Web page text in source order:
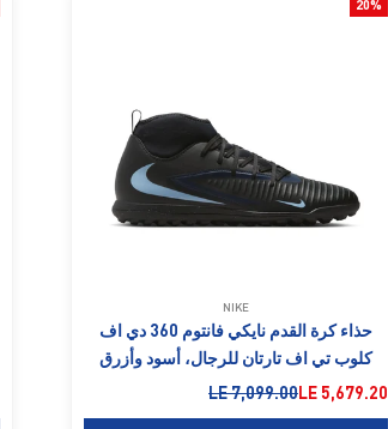
20%
NIKE
حذاء كرة القدم نايكي فانتوم 360 دي اف
كلوب تي اف تارتان للرجال، أسود وأزرق
السعر بعد الخصم
LE 5,679.20السعر قبل الخصم
LE 7,099.00